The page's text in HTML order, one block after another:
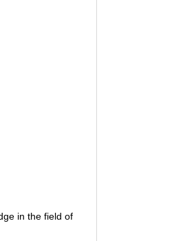
in the field of